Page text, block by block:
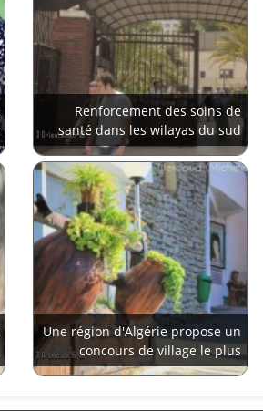
Renforcement des soins de
santé dans les wilayas du sud
Une région d'Algérie propose un
concours de village le plus
propre